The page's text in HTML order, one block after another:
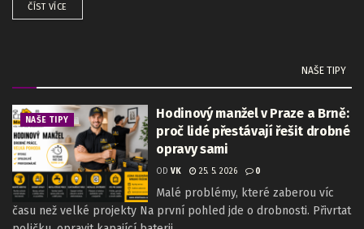
ČÍST VÍCE
NAŠE TIPY
NAŠE TIPY
Hodinový manžel v Praze a Brně:
proč lidé přestávají řešit drobné
opravy sami
OD VK 25. 5. 2026 0
Malé problémy, které zaberou víc
času než velké projekty Na první pohled jde o drobnosti. Přivrtat